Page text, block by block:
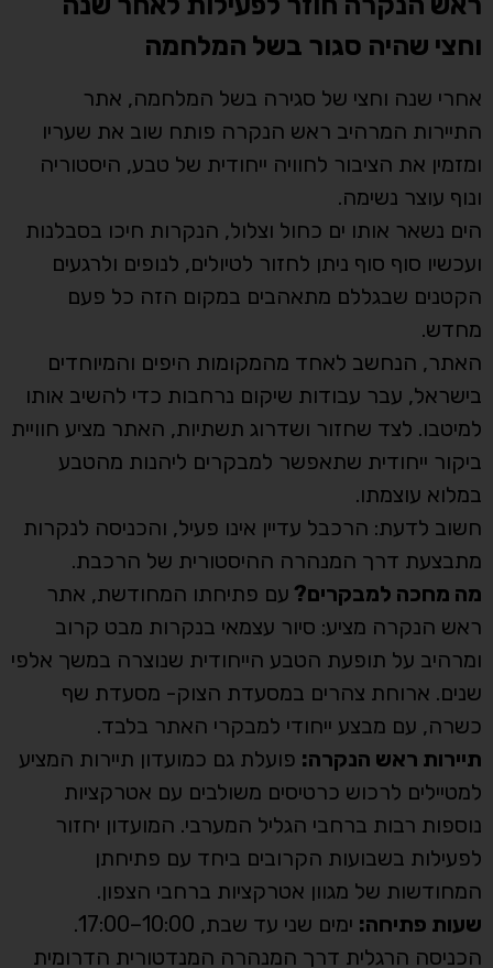
וחצי שהיה סגור בשל המלחמה
אחרי שנה וחצי של סגירה בשל המלחמה, אתר
התיירות המרהיב ראש הנקרה פותח שוב את שעריו
ומזמין את הציבור לחוויה ייחודית של טבע, היסטוריה
ונוף עוצר נשימה.
הים נשאר אותו ים כחול וצלול, הנקרות חיכו בסבלנות
ועכשיו סוף סוף ניתן לחזור לטיולים, לנופים ולרגעים
הקטנים שבגללם מתאהבים במקום הזה כל פעם
מחדש.
האתר, הנחשב לאחד מהמקומות היפים והמיוחדים
בישראל, עבר עבודות שיקום נרחבות כדי להשיב אותו
למיטבו. לצד שחזור ושדרוג תשתיות, האתר מציע חוויית
ביקור ייחודית שתאפשר למבקרים ליהנות מהטבע
במלוא עוצמתו.
חשוב לדעת: הרכבל עדיין אינו פעיל, והכניסה לנקרות
מתבצעת דרך המנהרה ההיסטורית של הרכבת.
מה מחכה למבקרים? עם פתיחתו המחודשת, אתר
ראש הנקרה מציע: סיור עצמאי בנקרות מבט קרוב
ומרהיב על תופעת הטבע הייחודית שנוצרה במשך אלפי
שנים. ארוחת צהרים במסעדת הצוק- מסעדת שף
כשרה, עם מבצע ייחודי למבקרי האתר בלבד.
תיירות ראש הנקרה: פועלת גם כמועדון תיירות המציע
למטיילים לרכוש כרטיסים משולבים עם אטרקציות
נוספות רבות ברחבי הגליל המערבי. המועדון יחזור
לפעילות בשבועות הקרובים ביחד עם פתיחתן
המחודשות של מגוון אטרקציות ברחבי הצפון.
שעות פתיחה:
ימים שני עד שבת, 10:00–17:00.
הכניסה הרגלית דרך המנהרה המנדטורית הדרומית